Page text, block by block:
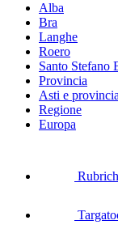
Alba
Bra
Langhe
Roero
Santo Stefano
Provincia
Asti e provincia
Regione
Europa